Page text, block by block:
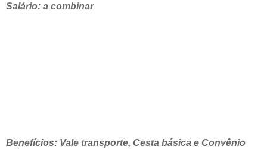
Salário: a combinar
Benefícios: Vale transporte, Cesta básica e Convênio